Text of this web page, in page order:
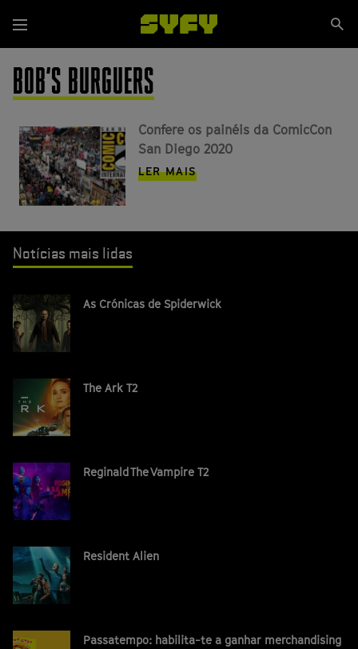
para
o
conteúdo
principal
Menu
BOB'S BURGUERS
Confere os painéis da ComicCon
San Diego 2020
LER MAIS
Notícias mais lidas
As Crónicas de Spiderwick
The Ark T2
Reginald The Vampire T2
Resident Alien
Passatempo: habilita-te a ganhar merchandising